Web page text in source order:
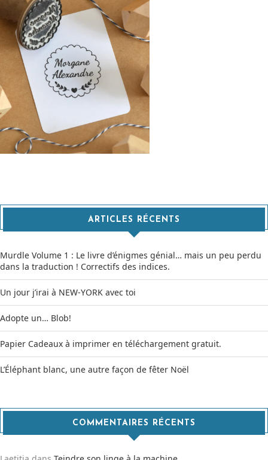
ARTICLES RÉCENTS
Murdle Volume 1 : Le livre d’énigmes génial… mais un peu perdu
dans la traduction ! Correctifs des indices.
Un jour j’irai à NEW-YORK avec toi
Adopte un… Blob!
Papier Cadeaux à imprimer en téléchargement gratuit.
L’Éléphant blanc, une autre façon de fêter Noël
COMMENTAIRES RÉCENTS